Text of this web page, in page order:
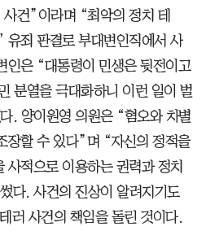
건”이라며 “최악의 정치 테
유죄 판결로 부대변인직에서 사
인은 “대통령이 민생은 뒷전이고
분열을 극대화하니 이런 일이 벌
. 양이원영 의원은 “혐오와 차별
장할 수 있다”며 “자신의 정적을
사적으로 이용하는 권력과 정치
다. 사건의 진상이 알려지기도
러 사건의 책임을 돌린 것이다.